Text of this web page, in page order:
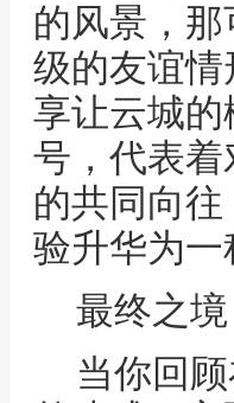
的风景，
级的友谊
享让云城
号，代表
的共同向
验升华为
最终之境
当你回